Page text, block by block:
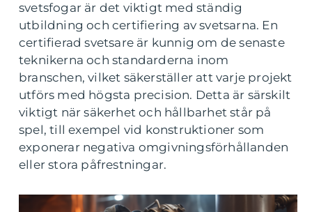
svetsfogar är det viktigt med ständig
utbildning och certifiering av svetsarna. En
certifierad svetsare är kunnig om de senaste
teknikerna och standarderna inom
branschen, vilket säkerställer att varje projekt
utförs med högsta precision. Detta är särskilt
viktigt när säkerhet och hållbarhet står på
spel, till exempel vid konstruktioner som
exponerar negativa omgivningsförhållanden
eller stora påfrestningar.